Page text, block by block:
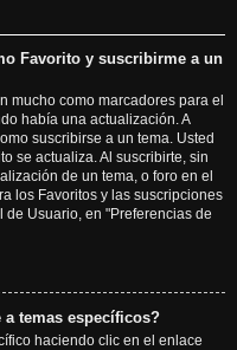
Favorito y suscribirme a un
mucho como marcadores para el
había una actualización. A
suscribirse a un tema. Usted
se actualiza. Al suscribirte, sin
de un tema, o foro en el
los Favoritos y las suscripciones
Usuario, en "Preferencias de
temas específicos?
haciendo clic en el enlace